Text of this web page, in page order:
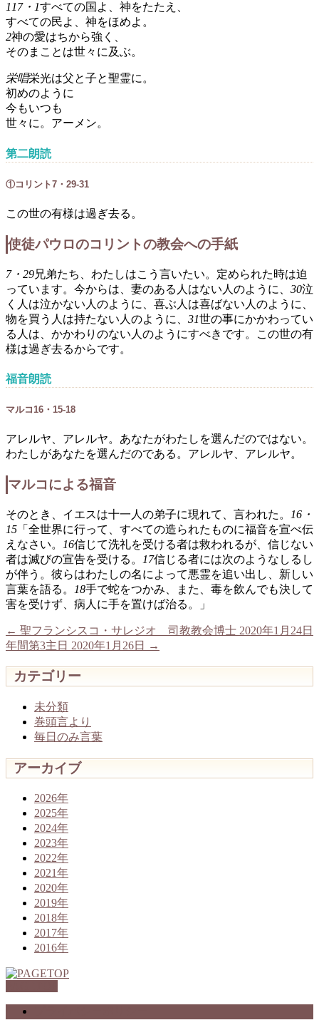
117・1すべての国よ、神をたたえ、
すべての民よ、神をほめよ。
2神の愛はちから強く、
そのまことは世々に及ぶ。
栄唱栄光は父と子と聖霊に。
初めのように
今もいつも
世々に。アーメン。
第二朗読
①コリント7・29-31
この世の有様は過ぎ去る。
使徒パウロのコリントの教会への手紙
7・29兄弟たち、わたしはこう言いたい。定められた時は迫
っています。今からは、妻のある人はない人のように、 30泣
く人は泣かない人のように、喜ぶ人は喜ばない人のように、
物を買う人は持たない人のように、 31世の事にかかわってい
る人は、かかわりのない人のようにすべきです。この世の有
様は過ぎ去るからです。
福音朗読
マルコ16・15-18
アレルヤ、アレルヤ。あなたがわたしを選んだのではない。
わたしがあなたを選んだのである。アレルヤ、アレルヤ。
マルコによる福音
そのとき、イエスは十一人の弟子に現れて、言われた。
16・
15 「全世界に行って、すべての造られたものに福音を宣べ伝
えなさい。
16信じて洗礼を受ける者は救われるが、信じない
者は滅びの宣告を受ける。
17信じる者には次のようなしるし
が伴う。彼らはわたしの名によって悪霊を追い出し、新しい
言葉を語る。
18手で蛇をつかみ、また、毒を飲んでも決して
害を受けず、病人に手を置けば治る。」
← 聖フランシスコ・サレジオ 司教教会博士 2020年1月24日
年間第3主日 2020年1月26日
→
カテゴリー
未分類
巻頭言より
毎日のみ言葉
アーカイブ
2026年
2025年
2024年
2023年
2022年
2021年
2020年
2019年
2018年
2017年
2016年